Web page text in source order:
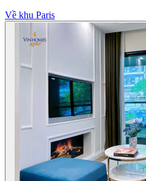
Về khu Paris